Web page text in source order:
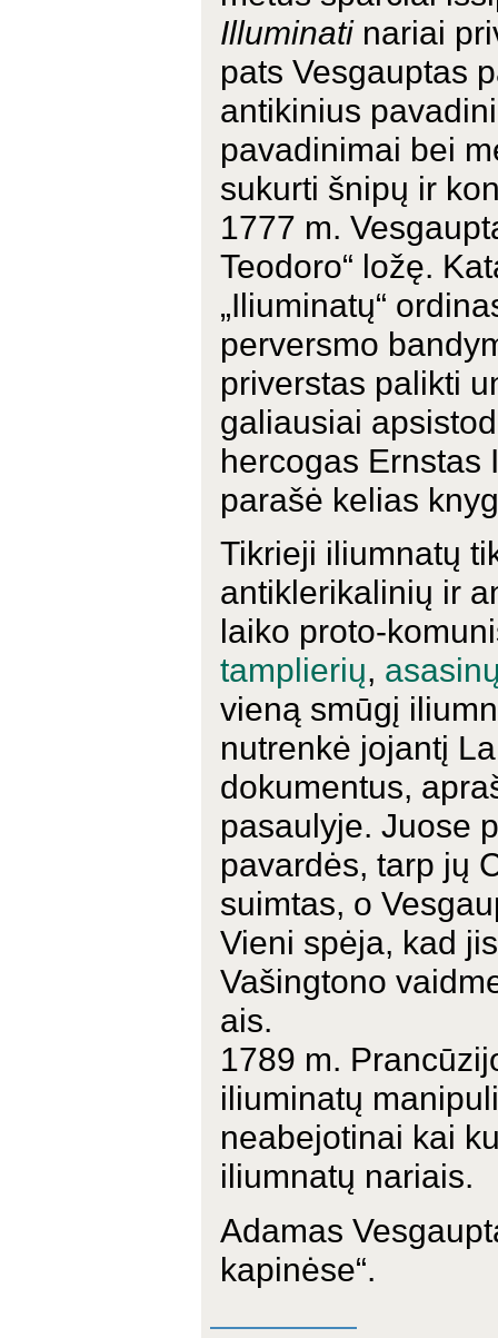
Illuminatinariai
pats Vesgauptas
antikinius
pavadinimai bei
sukurti šnipų ir
1777 m.
Teodoro“ ložę.
„Iliuminatų“
perversmo
priverstas palikti
galiausiai
hercogas Ernstas
parašė kelias
Tikrieji iliumnatų
antiklerikalinių ir
laiko proto-
tamplierių,
vieną smūgį
nutrenkė jojantį
dokumentus,
pasaulyje. Juose
pavardės, tarp jų
suimtas, o
Vieni spėja, kad
Vašingtono
ais.
1789 m.
iliuminatų
neabejotinai kai
iliumnatų nariais.
Adamas
kapinėse“.